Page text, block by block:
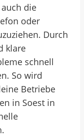
die
oder
Durch
klare
schnell
So wird
Betriebe
in Soest in